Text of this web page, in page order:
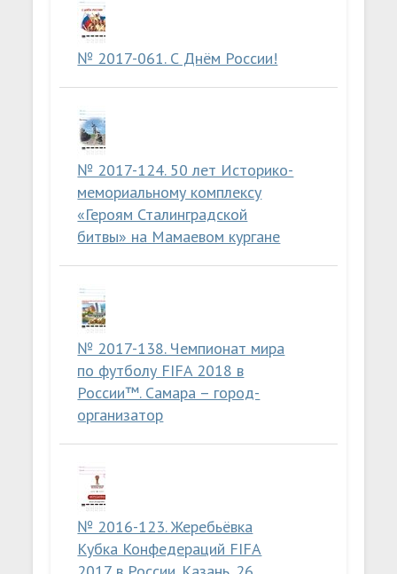
№ 2017-061. С Днём России!
№ 2017-124. 50 лет Историко-
мемориальному комплексу
«Героям Сталинградской
битвы» на Мамаевом кургане
№ 2017-138. Чемпионат мира
по футболу FIFA 2018 в
России™. Самара – город-
организатор
№ 2016-123. Жеребьёвка
Кубка Конфедераций FIFA